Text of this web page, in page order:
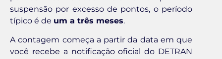
suspensão por excesso de pontos, o período
típico é de um a três meses.
A contagem começa a partir da data em que
você recebe a notificação oficial do DETRAN